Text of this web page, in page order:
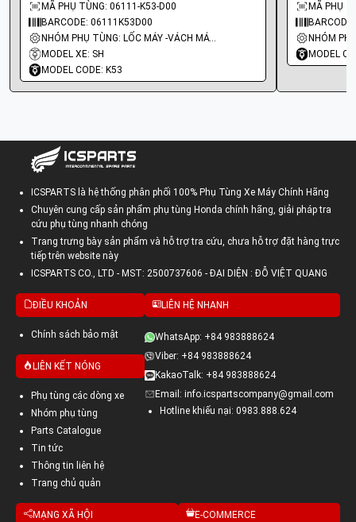
MÃ PHỤ TÙNG: 06111-K53-D00
BARCODE: 06111K53D00
NHÓM PHỤ TÙNG: LỐC MÁY -VÁCH MÁY - GIOĂNG MÁY
MODEL XE: SH
MODEL CODE: K53
MÃ PHỤ
MODEL
ICSPARTS là hệ thống phân phối 100% Phụ Tùng Xe Máy Chính Hãng
Chuyên cung cấp sản phẩm phụ tùng Honda chính hãng, giải pháp tra
cứu phụ tùng nhanh chóng
Trang trưng bày sản phẩm và hỗ trợ tra cứu, chưa hỗ trợ đặt hàng trực
tiếp trên website này
ICSPARTS CO., LTD - MST: 2500737606 - ĐẠI DIỆN : ĐỖ VIỆT QUANG
ĐIỀU KHOẢN
Chính sách bảo mật
LIÊN KẾT NÓNG
Phụ tùng các dòng xe
Nhóm phụ tùng
Parts Catalogue
Tin tức
Thông tin liên hệ
Trang chủ quản
LIÊN HỆ NHANH
WhatsApp: +84 983888624
Viber: +84 983888624
KakaoTalk: +84 983888624
Email: info.icspartscompany@gmail.com
Hotline khiếu nại: 0983.888.624
MẠNG XÃ HỘI E-COMMERCE